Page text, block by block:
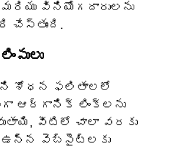
వినియోగదారులను
దాని శోధన ఫలితాలలో
ఆర్గానిక్ లింక్‌లను
వీటిలో చాలా వరకు
ఉన్న వెబ్‌సైట్‌లకు